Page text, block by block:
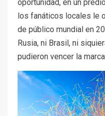
oportunidad, en un
los fanáticos locales le
de público mundial en
Rusia, ni Brasil, ni
pudieron vencer la